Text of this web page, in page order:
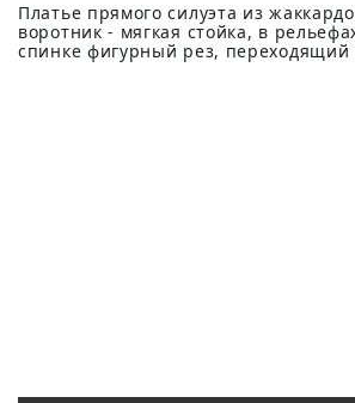
Платье прямого силуэта из
воротник - мягкая стойка, в
спинке фигурный рез, переходящий